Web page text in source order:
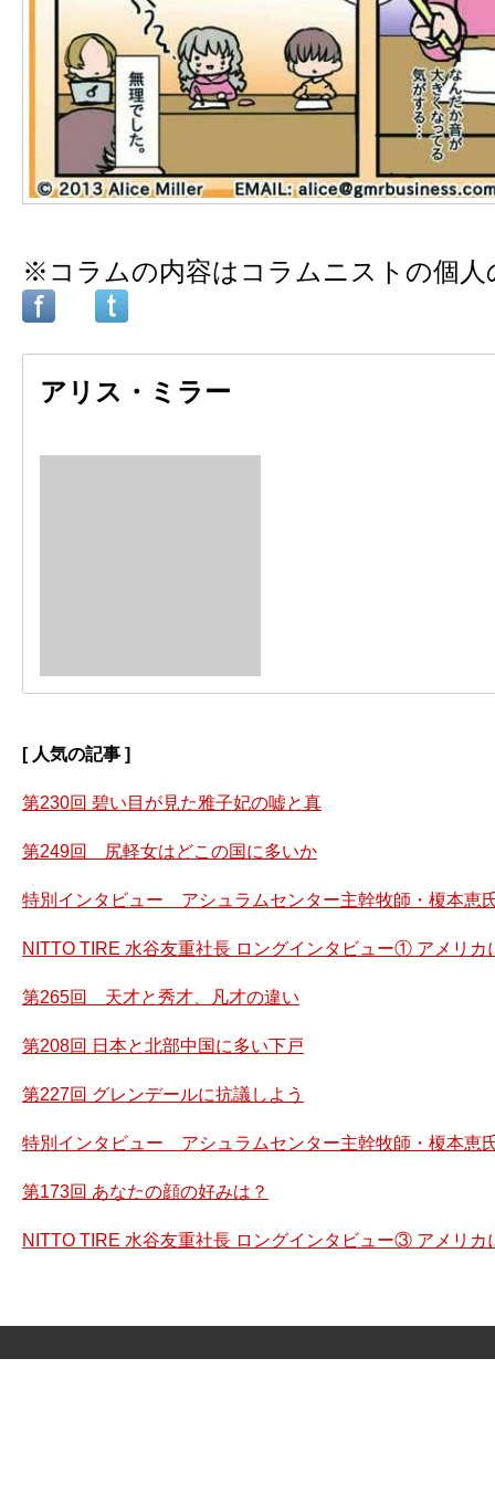
※コラムの内容はコラムニストの個人
アリス・ミラー
[ 人気の記事 ]
第230回 碧い目が見た雅子妃の嘘と真
第249回 尻軽女はどこの国に多いか
特別インタビュー アシュラムセンター主幹牧師・榎本恵
NITTO TIRE 水谷友重社長 ロングインタビュー① アメリカ
第265回 天才と秀才、凡才の違い
第208回 日本と北部中国に多い下戸
第227回 グレンデールに抗議しよう
特別インタビュー アシュラムセンター主幹牧師・榎本恵
第173回 あなたの顔の好みは？
NITTO TIRE 水谷友重社長 ロングインタビュー③ アメリカ